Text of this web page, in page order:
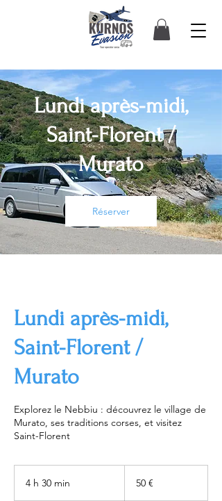
Lundi après-midi,
Saint-Florent /
Murato
Réserver
Lundi après-midi,
Saint-Florent /
Murato
Explorez le Nebbiu : découvrez le village de
Murato, ses traditions corses, et visitez
Saint-Florent
4 h 30 min 50 €